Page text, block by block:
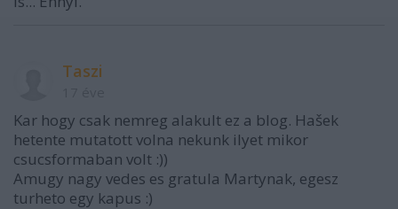
Taszi
Kar hogy csak nemreg alakult ez a blog. Hašek
hetente mutatott volna nekunk ilyet mikor
csucsformaban volt :))
Amugy nagy vedes es gratula Martynak, egesz
turheto egy kapus :)